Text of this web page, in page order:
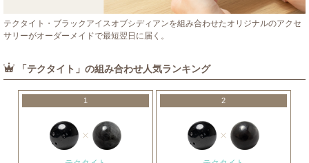
テクタイト・ブラックアイスオブシディアンを組み合わせたオリジナルのアクセ
サリーがオーダーメイドで最短翌日に届く。
「テクタイト」の組み合わせ人気ランキング
1 2